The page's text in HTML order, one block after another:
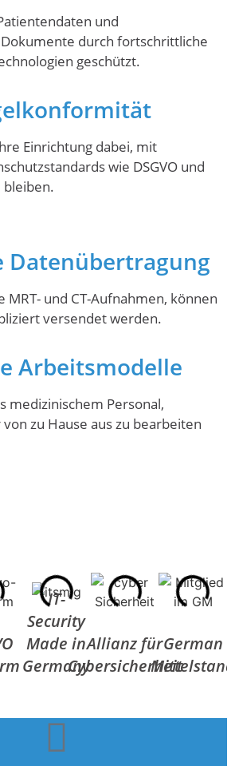
und
durch fortschrittliche
geschützt.
Einrichtung dabei, mit
wie DSGVO und
bleiben.
Datenübertragung
MRT- und CT-Aufnahmen, können
versendet werden.
Arbeitsmodelle
medizinischem Personal,
zu Hause aus zu bearbeiten
IT-
Security
Made in
Germany
Allianz für
Cybersicherheit
German
Mittelstand